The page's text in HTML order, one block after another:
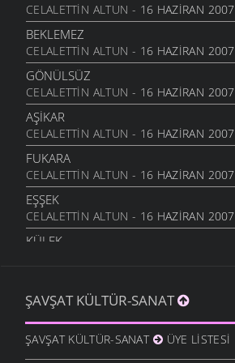
CELALETTIN ALTUN - 16 HAZIRAN 2007
BEKLEMEZ
CELALETTIN ALTUN - 16 HAZIRAN 2007
GÖNÜLSÜZ
CELALETTIN ALTUN - 16 HAZIRAN 2007
AŞIKAR
CELALETTIN ALTUN - 16 HAZIRAN 2007
FUKARA
CELALETTIN ALTUN - 16 HAZIRAN 2007
EŞŞEK
CELALETTIN ALTUN - 16 HAZIRAN 2007
KÜLEK
CELALETTIN ALTUN- 30 MAYIS 2007
EMANETI
CELALETTIN ALTUN- 30 MAYIS 2007
ŞAVŞAT KÜLTÜR-SANAT
ŞAVŞAT KÜLTÜR-SANAT ÜYE LISTESI